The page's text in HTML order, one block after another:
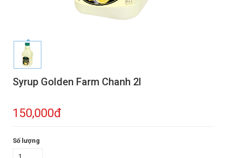
Syrup Golden Farm Chanh 2l
150,000đ
Số lượng